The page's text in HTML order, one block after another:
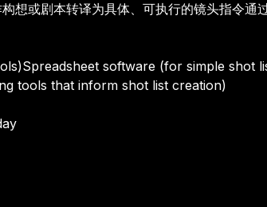
想或剧本转译为具体、可执行的镜头指令通
Spreadsheet software (for simple shot
tools that inform shot list creation)